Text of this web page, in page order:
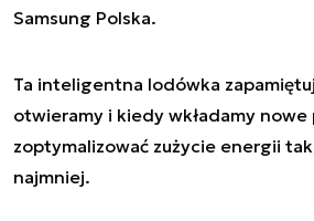
Samsung Polska.
Ta inteligentna lodówka
otwieramy i kiedy wkładamy
zoptymalizować zużycie energii
najmniej.